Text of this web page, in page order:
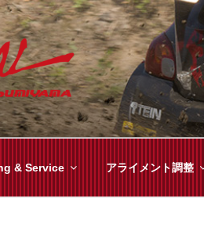
TS-
といった日常メンテから各種チ
& Service アライメント調整